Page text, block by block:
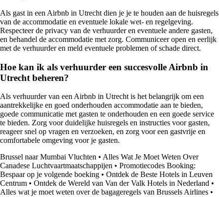
Als gast in een Airbnb in Utrecht dien je je te houden aan de huisregels
van de accommodatie en eventuele lokale wet- en regelgeving.
Respecteer de privacy van de verhuurder en eventuele andere gasten,
en behandel de accommodatie met zorg. Communiceer open en eerlijk
met de verhuurder en meld eventuele problemen of schade direct.
Hoe kan ik als verhuurder een succesvolle Airbnb in
Utrecht beheren?
Als verhuurder van een Airbnb in Utrecht is het belangrijk om een
aantrekkelijke en goed onderhouden accommodatie aan te bieden,
goede communicatie met gasten te onderhouden en een goede service
te bieden. Zorg voor duidelijke huisregels en instructies voor gasten,
reageer snel op vragen en verzoeken, en zorg voor een gastvrije en
comfortabele omgeving voor je gasten.
Brussel naar Mumbai Vluchten • Alles Wat Je Moet Weten Over
Canadese Luchtvaartmaatschappijen • Promotiecodes Booking:
Bespaar op je volgende boeking • Ontdek de Beste Hotels in Leuven
Centrum • Ontdek de Wereld van Van der Valk Hotels in Nederland •
Alles wat je moet weten over de bagageregels van Brussels Airlines •